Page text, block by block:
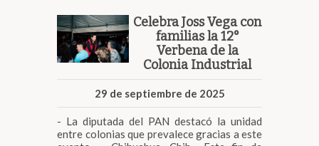
Celebra Joss Vega con
familias la 12°
Verbena de la
Colonia Industrial
29 de septiembre de 2025
- La diputada del PAN destacó la unidad
entre colonias que prevalece gracias a este